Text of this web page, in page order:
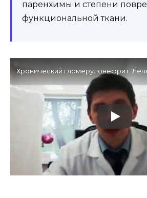
паренхимы и степени
функциональной ткани.
Хронический гломерулонефрит.